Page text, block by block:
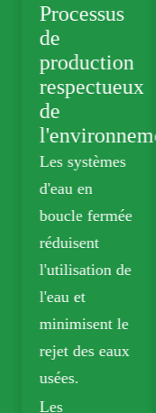
Processus
de
production
respectueux
de
Les systèmes
d'eau en
boucle fermée
réduisent
l'utilisation de
l'eau et
minimisent le
rejet des eaux
usées.
Les